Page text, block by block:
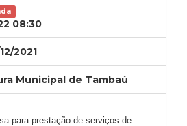
08:30
2021
Municipal de Tambaú
para prestação de serviços de